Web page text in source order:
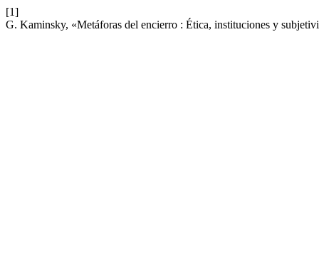
[1]
G. Kaminsky, «Metáforas del encierro : Ética, instituciones y